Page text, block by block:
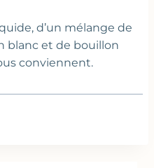
d’un mélange de
blanc et de bouillon
conviennent.